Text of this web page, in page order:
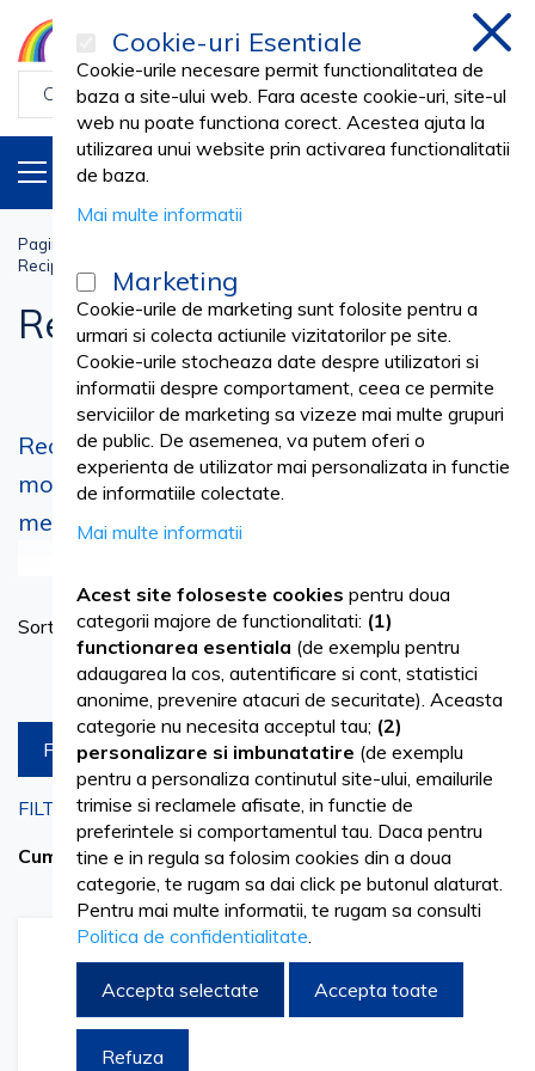
PRODUSE
Pagina principala
Recipiente Plastic Deseuri
Recipiente Plastic Deseuri
Recipient deseuri intepatoare - solutii
moderne pentru colectarea deseurilor
medicale
In cadrul activitatilor medicale, recipientele dedicate
colectarii deseurilor contribuie la mentinerea unui flux de
lucru organizat si la administrarea eficienta a materialelor
rezultate din proceduri. Acestea sunt create pentru a
sprijini procesele specifice de colectare si manipulare,
oferind continuitate in gestionarea operationala.
Beneficii esentiale ale utilizarii recipientelor pentru deseuri
medicale:
Previn incidentele si expunerea la obiecte
Sortare dupa
Produse pe pagina
FILTREAZA
FILTRARI CURENTE
Cumpara acum de la ALB Sterge filtrele
la
Lista
de
pentru
comparare
Cookie-uri Esentiale
Cookie-urile necesare permit functionalitatea de
baza a site-ului web. Fara aceste cookie-uri, site-ul
web nu poate functiona corect. Acestea ajuta la
utilizarea unui website prin activarea functionalitatii
de baza.
Mai multe informatii
Marketing
Cookie-urile de marketing sunt folosite pentru a
urmari si colecta actiunile vizitatorilor pe site.
Cookie-urile stocheaza date despre utilizatori si
informatii despre comportament, ceea ce permite
serviciilor de marketing sa vizeze mai multe grupuri
de public. De asemenea, va putem oferi o
experienta de utilizator mai personalizata in functie
de informatiile colectate.
Mai multe informatii
Acest site foloseste cookies pentru doua
categorii majore de functionalitati: (1)
functionarea esentiala (de exemplu pentru
adaugarea la cos, autentificare si cont, statistici
anonime, prevenire atacuri de securitate). Aceasta
categorie nu necesita acceptul tau; (2)
personalizare si imbunatatire (de exemplu
pentru a personaliza continutul site-ului, emailurile
trimise si reclamele afisate, in functie de
preferintele si comportamentul tau. Daca pentru
tine e in regula sa folosim cookies din a doua
categorie, te rugam sa dai click pe butonul alaturat.
Pentru mai multe informatii, te rugam sa consulti
Politica de confidentialitate.
Accepta selectate Accepta toate
Refuza